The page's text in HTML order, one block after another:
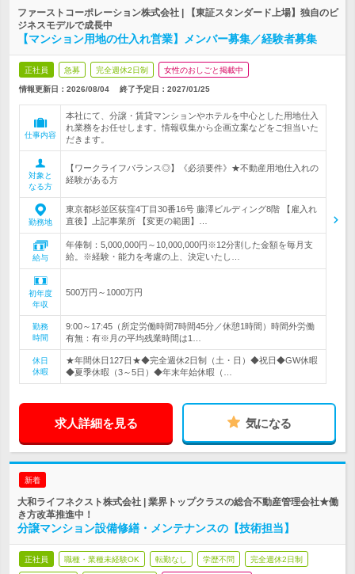
ファーストコーポレーション株式会社 | 【東証スタンダード上場】独自のビ
ジネスモデルで成長中
【マンション用地の仕入れ営業】メンバー募集／経験者募集
正社員 急募 完全週休2日制 女性のおしごと掲載中
情報更新日：2026/08/04 終了予定日： 2027/01/25
仕事内容
本社にて、分譲・賃貸マンションやホテルを中心とした用地仕入
れ業務をお任せします。情報収集から企画立案などをご担当いた
だきます。
対象と
なる方
【ワークライフバランス◎】《必須要件》★不動産用地仕入れの
経験がある方
勤務地
東京都杉並区荻窪4丁目30番16号 藤澤ビルディング8階 【雇入れ
直後】上記事業所 【変更の範囲】…
給与
年俸制：5,000,000円～10,000,000円※12分割した金額を毎月支
給。※経験・能力を考慮の上、決定いたし…
初年度
年収
500万円～1000万円
勤務
時間
9:00～17:45（所定労働時間7時間45分／休憩1時間）時間外労働
有無：有※月の平均残業時間は1…
休日
休暇
★年間休日127日★◆完全週休2日制（土・日）◆祝日◆GW休暇
◆夏季休暇（3～5日）◆年末年始休暇（…
求人詳細を見る 気になる
新着
大和ライフネクスト株式会社 | 業界トップクラスの総合不動産管理会社★働
き方改革推進中！
分譲マンション設備修繕・メンテナンスの【技術担当】
正社員 職種・業種未経験OK 転勤なし 学歴不問 完全週休2日制